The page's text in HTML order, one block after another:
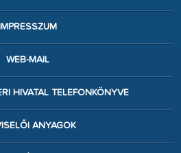
IMPRESSZUM
WEB-MAIL
HIVATAL TELEFONKÖNYVE
ANYAGOK